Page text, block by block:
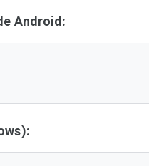
Android: